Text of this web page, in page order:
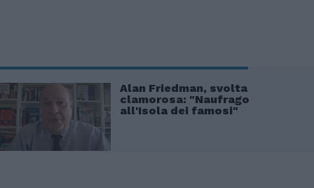
Alan Friedman, svolta
clamorosa: "Naufrago
all'Isola dei famosi"